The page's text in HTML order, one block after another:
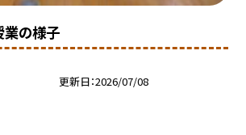
業の様子
更新日 2026/07/08